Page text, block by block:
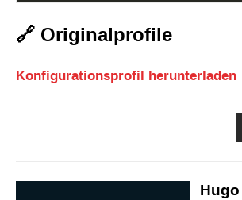
🔗 Originalprofile
Konfigurationsprofil herunterladen